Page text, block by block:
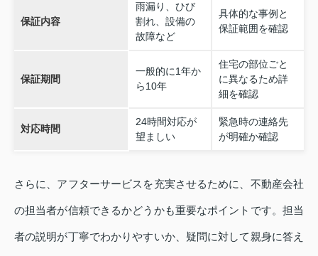
保証内容
雨漏り、ひび
割れ、設備の
故障など
具体的な事例と
保証範囲を確認
保証期間
一般的に1年か
ら10年
住宅の部位ごと
に異なるため詳
細を確認
対応時間
24時間対応が
望ましい
緊急時の連絡先
が明確か確認
さらに、アフターサービスを充実させるために、不動産会社
の担当者が信頼できるかどうかも重要なポイントです。担当
者の説明が丁寧でわかりやすいか、疑問に対して親身に答え